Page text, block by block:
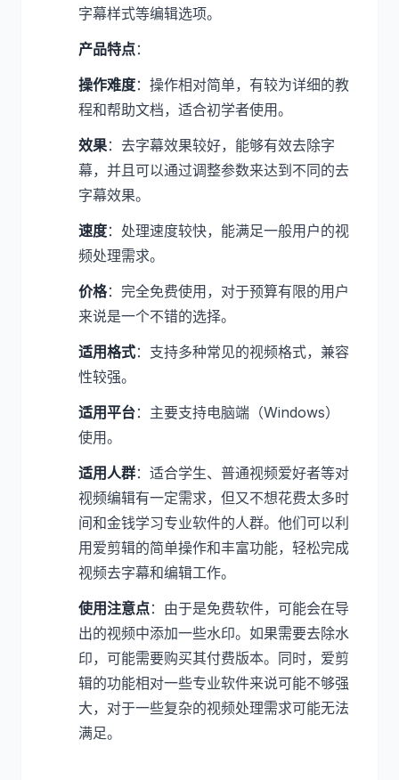
字幕样式等编辑选项。
产品特点：
操作难度：操作相对简单，有较为详细的教
程和帮助文档，适合初学者使用。
效果：去字幕效果较好，能够有效去除字
幕，并且可以通过调整参数来达到不同的去
字幕效果。
速度：处理速度较快，能满足一般用户的视
频处理需求。
价格：完全免费使用，对于预算有限的用户
来说是一个不错的选择。
适用格式：支持多种常见的视频格式，兼容
性较强。
适用平台：主要支持电脑端（Windows）
使用。
适用人群：适合学生、普通视频爱好者等对
视频编辑有一定需求，但又不想花费太多时
间和金钱学习专业软件的人群。他们可以利
用爱剪辑的简单操作和丰富功能，轻松完成
视频去字幕和编辑工作。
使用注意点：由于是免费软件，可能会在导
出的视频中添加一些水印。如果需要去除水
印，可能需要购买其付费版本。同时，爱剪
辑的功能相对一些专业软件来说可能不够强
大，对于一些复杂的视频处理需求可能无法
满足。